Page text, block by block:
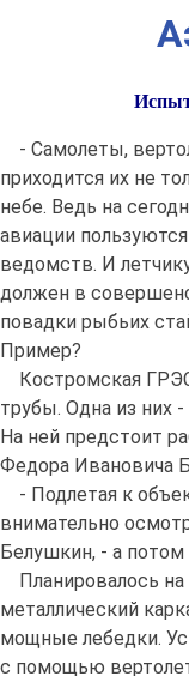
- Самолеты,
приходится их не
небе. Ведь на
авиации
ведомств. И
должен в
повадки рыбьих
Пример?
Костромская
трубы. Одна из них
На ней предстоит
Федора Ивановича
- Подлетая к
внимательно
Белушкин, - а
Планировалось
металлический
мощные лебедки.
с помощью